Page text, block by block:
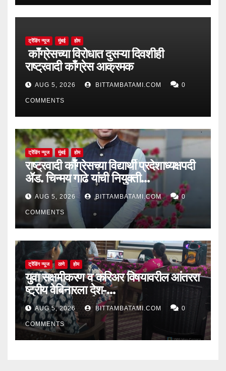
ट्रेंडिंग न्यूज मुंबई होम
काँग्रेसच्या विरोधात दुसऱ्या दिवशीही
राष्ट्रवादी काँग्रेस आक्रमक
AUG 5, 2026 BITTAMBATAMI.COM 0
COMMENTS
ट्रेंडिंग न्यूज मुंबई होम
राष्ट्रवादी काँग्रेसच्या विद्यार्थी प्रदेशाध्यक्षपदी
ॲड. चिन्मय गाढे यांची नियुक्ती…
AUG 5, 2026 BITTAMBATAMI.COM 0
COMMENTS
ट्रेंडिंग न्यूज ठाणे होम
युवा सक्षमीकरण व करिअर विषयावरील आंतररा
ष्ट्रीय वेबिनारला देश-
विदेशातून उत्स्फूर्त प्रतिसाद
AUG 5, 2026 BITTAMBATAMI.COM 0
COMMENTS